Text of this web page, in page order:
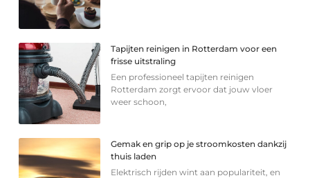
Tapijten reinigen in Rotterdam voor een
frisse uitstraling
Een professioneel tapijten reinigen
Rotterdam zorgt ervoor dat jouw vloer
weer schoon,
Gemak en grip op je stroomkosten dankzij
thuis laden
Elektrisch rijden wint aan populariteit, en